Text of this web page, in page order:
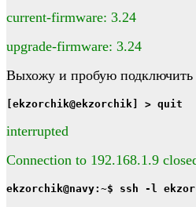
current-firmware: 3.24
upgrade-firmware: 3.24
Выхожу и пробую подключить
[ekzorchik@ekzorchik] > quit
interrupted
Connection to 192.168.1.9
ekzorchik@navy:~$ ssh -l